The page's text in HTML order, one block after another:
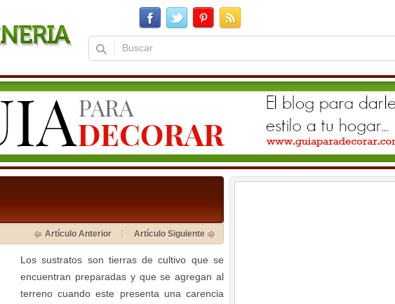
Artículo Anterior Artículo Siguiente
Los sustratos son tierras de cultivo que se
encuentran preparadas y que se agregan al
terreno cuando este presenta una carencia